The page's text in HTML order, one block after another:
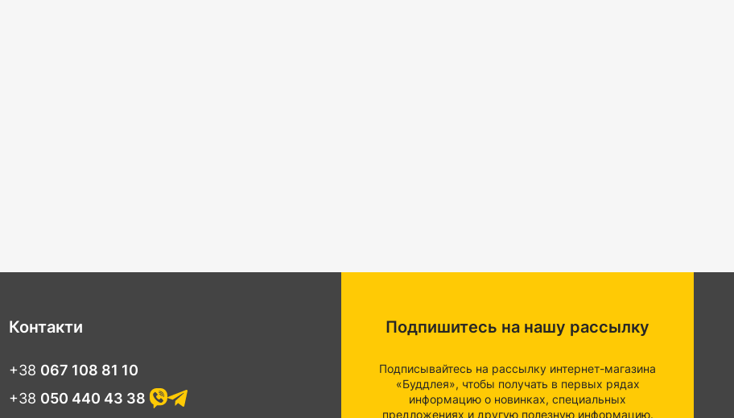
Контакти
+38 067 108 81 10
+38 050 440 43 38
Подпишитесь на нашу рассылку
Подписывайтесь на рассылку интернет-магазина
«Буддлея», чтобы получать в первых рядах
информацию о новинках, специальных
предложениях и другую полезную информацию.